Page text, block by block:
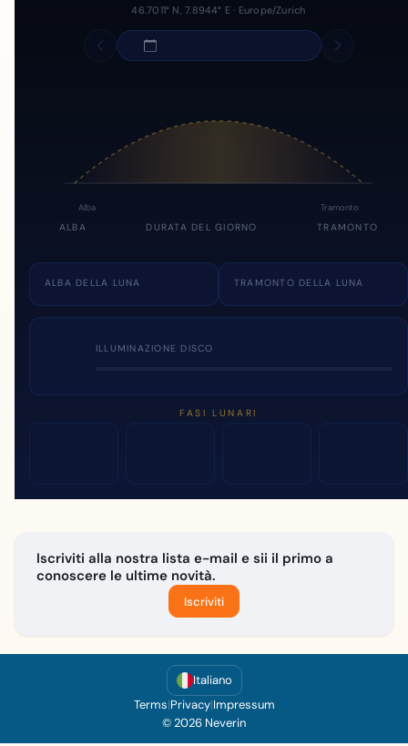
46.7011° N, 7.8944° E · Europe/Zurich
Alba Tramonto
ALBA DURATA DEL GIORNO TRAMONTO
ALBA DELLA LUNA TRAMONTO DELLA LUNA
ILLUMINAZIONE DISCO
FASI LUNARI
Iscriviti alla nostra lista e-mail e sii il primo a
conoscere le ultime novità.
Iscriviti
Italiano
Terms|Privacy|Impressum
© 2026 Neverin